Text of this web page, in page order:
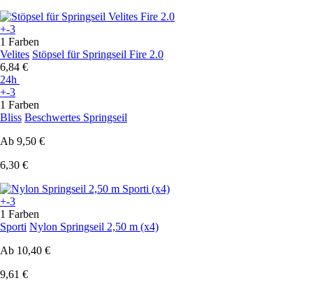
+-3
1 Farben
Velites Stöpsel für Springseil Fire 2.0
6,84 €
24h
+-3
1 Farben
Bliss Beschwertes Springseil
Ab 9,50 €
6,30 €
+-3
1 Farben
Sporti Nylon Springseil 2,50 m (x4)
Ab 10,40 €
9,61 €